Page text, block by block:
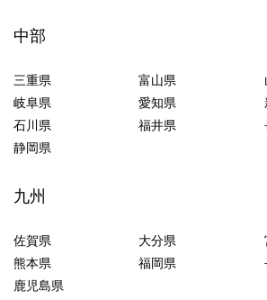
中部
三重県 富山県
岐阜県
愛知県
石川県
福井県
静岡県
九州
佐賀県 大分県
熊本県
福岡県
鹿児島県